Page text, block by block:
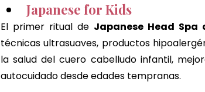
Japanese for Kids
El primer ritual de Japanese Head
técnicas ultrasuaves, productos
la salud del cuero cabelludo infantil,
autocuidado desde edades tempranas.